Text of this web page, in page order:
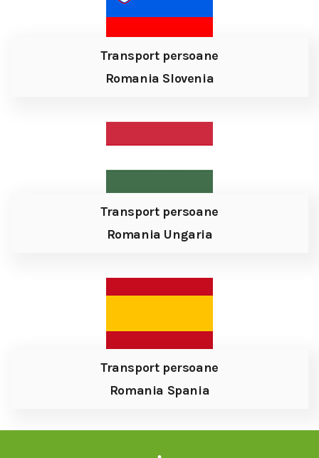
Transport persoane
Romania Slovenia
Transport persoane
Romania Ungaria
Transport persoane
Romania Spania